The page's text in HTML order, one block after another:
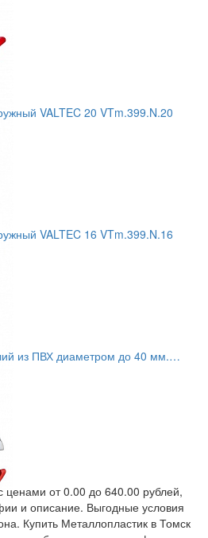
VALTEC 20 VTm.399.N.20
VALTEC 16 VTm.399.N.16
из ПВХ диаметром до 40 мм.
ценами от 0.00 до 640.00 рублей,
и описание. Выгодные условия
Купить Металлопластик в Томск